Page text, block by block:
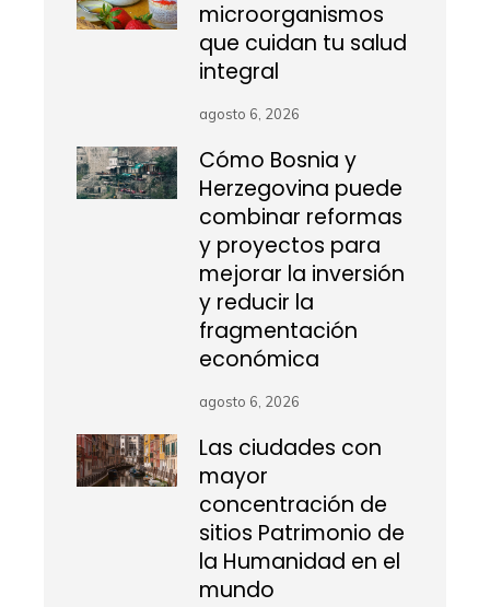
microorganismos
que cuidan tu salud
integral
agosto 6, 2026
Cómo Bosnia y
Herzegovina puede
combinar reformas
y proyectos para
mejorar la inversión
y reducir la
fragmentación
económica
agosto 6, 2026
Las ciudades con
mayor
concentración de
sitios Patrimonio de
la Humanidad en el
mundo